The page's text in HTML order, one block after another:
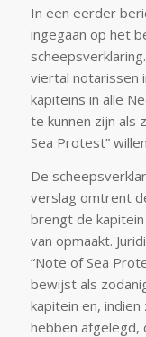
In een eerder
ingegaan op het
viertal notarissen
kapiteins in alle
te kunnen zijn als
Sea Protest”
De
verslag omtrent
brengt de
van opmaakt.
“Note of Sea
bewijst als
kapitein en,
hebben afgelegd,